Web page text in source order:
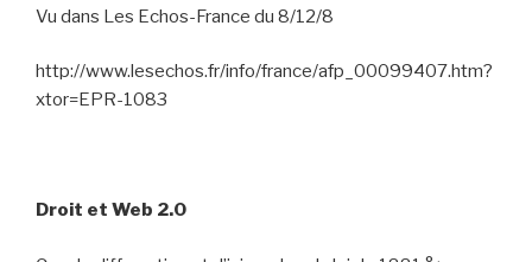
Vu dans Les Echos-France du 8/12/8
http://www.lesechos.fr/info/france/afp_00099407.htm?
xtor=EPR-1083
Droit et Web 2.0